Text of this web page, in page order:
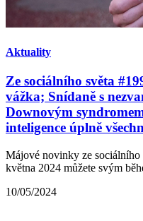
Aktuality
Ze sociálního světa
vážka; Snídaně s
Downovým
inteligence úplně
Májové novinky ze sociálního
května 2024 můžete svým
10/05/2024